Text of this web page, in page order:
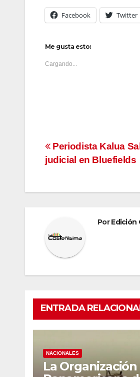
Facebook Twitter
Me gusta esto:
Cargando...
Navegación
de
entradas
Periodista Kalua
judicial en Bluefields
PorEdición
ENTRADA
NACIONALES
La Organización